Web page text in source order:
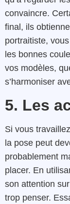
convaincre.
final, ils
portraitiste,
les bonnes
vos modèles,
s’harmoniser
5. Les
Si vous
la pose peut
probablement
placer. En
son attention
trop penser.